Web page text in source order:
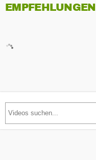
EMPFEHLUNGEN